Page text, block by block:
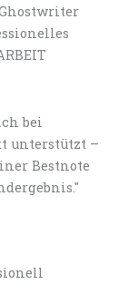
bei
unterstützt –
Bestnote